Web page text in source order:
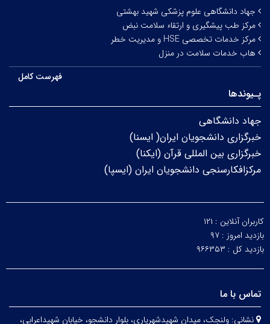
جهاد دانشگاهی علوم پزشکی شهید بهشتی
مرکز طب پیشگیری و ارتقاء سلامت نبض
مرکز خدمات تخصصی HSE و مدیریت خطر
هاب خدمات سلامت در منزل
فهرست کامل
پـیوندها
جهاد دانشگاهی
خبرگزاری دانشجویان ایران( ایسنا)
خبرگزاری بین المللی قرآن (ایکنا)
مرکزافکارسنجی دانشجویان ایران (ایسپا)
کاربران آنلاین : ۱۲۱
بازدید امروز : ۹۷
بازدید کل : ۹۶۶۳۵۳
تماس با ما
نشانی: ولنجک، میدان شهیدشهریاری، بلوار دانشجو، خیابان شهیداعرابی،